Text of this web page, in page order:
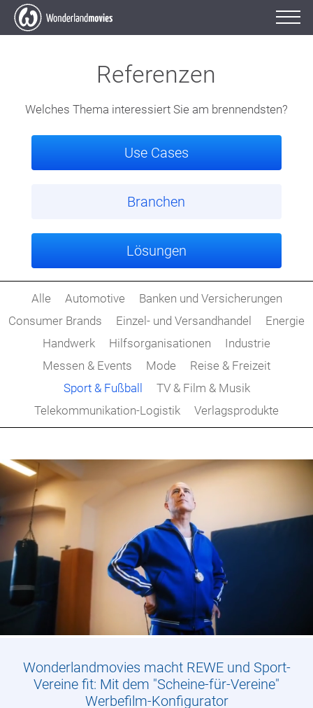
Referenzen
Welches Thema interessiert Sie am brennendsten?
Use Cases
Branchen
Lösungen
Alle Automotive
Banken und Versicherungen
Consumer Brands
Einzel- und Versandhandel
Energie
Handwerk
Hilfsorganisationen
Industrie
Messen & Events
Mode
Reise & Freizeit
Sport & Fußball
TV & Film & Musik
Telekommunikation-Logistik
Verlagsprodukte
Wonderlandmovies macht REWE und Sport-
Vereine fit: Mit dem "Scheine-für-Vereine"
Werbefilm-Konfigurator